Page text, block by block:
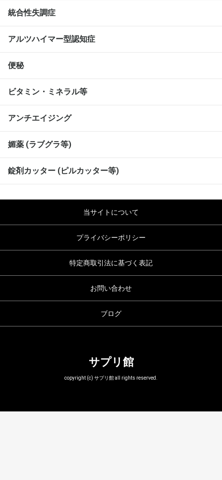
統合性失調症
アルツハイマー型認知症
便秘
ビタミン・ミネラル等
アンチエイジング
媚薬 (ラブグラ等)
錠剤カッター (ピルカッター等)
当サイトについて
プライバシーポリシー
特定商取引法に基づく表記
お問い合わせ
ブログ
サプリ館
copyright (c) サプリ館 all rights reserved.